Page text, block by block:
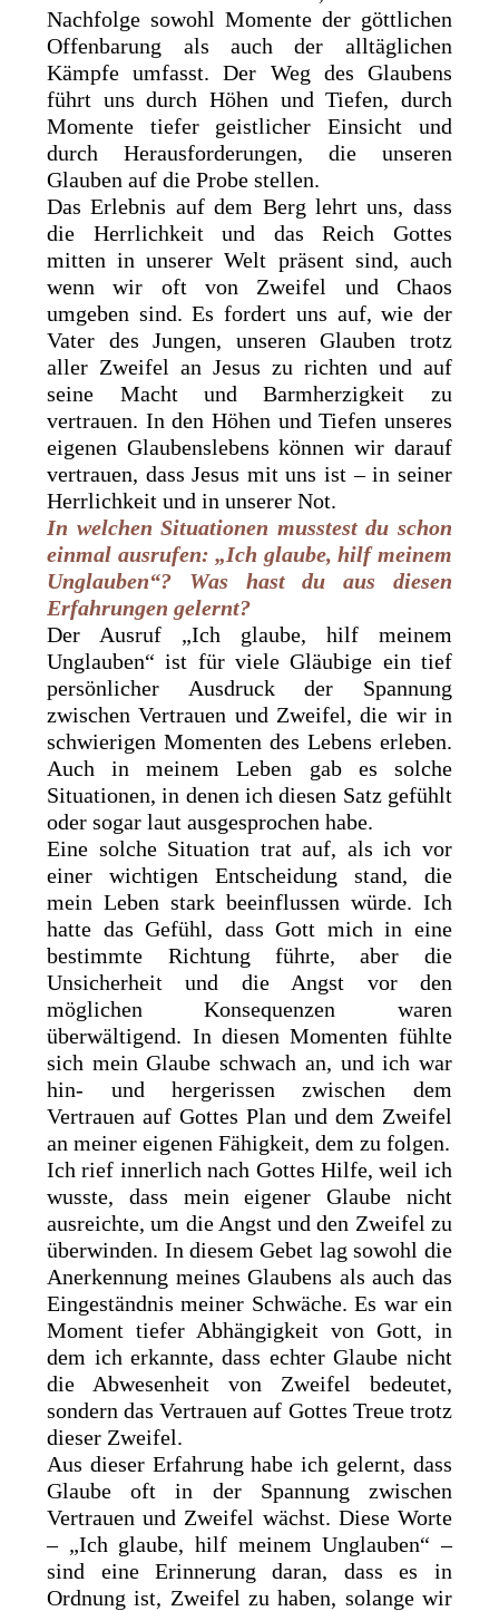
Nachfolge sowohl Momente der göttlichen
Offenbarung als auch der alltäglichen
Kämpfe umfasst. Der Weg des Glaubens
führt uns durch Höhen und Tiefen, durch
Momente tiefer geistlicher Einsicht und
durch Herausforderungen, die unseren
Glauben auf die Probe stellen.
Das Erlebnis auf dem Berg lehrt uns, dass
die Herrlichkeit und das Reich Gottes
mitten in unserer Welt präsent sind, auch
wenn wir oft von Zweifel und Chaos
umgeben sind. Es fordert uns auf, wie der
Vater des Jungen, unseren Glauben trotz
aller Zweifel an Jesus zu richten und auf
seine Macht und Barmherzigkeit zu
vertrauen. In den Höhen und Tiefen unseres
eigenen Glaubenslebens können wir darauf
vertrauen, dass Jesus mit uns ist – in seiner
Herrlichkeit und in unserer Not.
In welchen Situationen musstest du schon
einmal ausrufen: „Ich glaube, hilf meinem
Unglauben“? Was hast du aus diesen
Erfahrungen gelernt?
Der Ausruf „Ich glaube, hilf meinem
Unglauben“ ist für viele Gläubige ein tief
persönlicher Ausdruck der Spannung
zwischen Vertrauen und Zweifel, die wir in
schwierigen Momenten des Lebens erleben.
Auch in meinem Leben gab es solche
Situationen, in denen ich diesen Satz gefühlt
oder sogar laut ausgesprochen habe.
Eine solche Situation trat auf, als ich vor
einer wichtigen Entscheidung stand, die
mein Leben stark beeinflussen würde. Ich
hatte das Gefühl, dass Gott mich in eine
bestimmte Richtung führte, aber die
Unsicherheit und die Angst vor den
möglichen Konsequenzen waren
überwältigend. In diesen Momenten fühlte
sich mein Glaube schwach an, und ich war
hin- und hergerissen zwischen dem
Vertrauen auf Gottes Plan und dem Zweifel
an meiner eigenen Fähigkeit, dem zu folgen.
Ich rief innerlich nach Gottes Hilfe, weil ich
wusste, dass mein eigener Glaube nicht
ausreichte, um die Angst und den Zweifel zu
überwinden. In diesem Gebet lag sowohl die
Anerkennung meines Glaubens als auch das
Eingeständnis meiner Schwäche. Es war ein
Moment tiefer Abhängigkeit von Gott, in
dem ich erkannte, dass echter Glaube nicht
die Abwesenheit von Zweifel bedeutet,
sondern das Vertrauen auf Gottes Treue trotz
dieser Zweifel.
Aus dieser Erfahrung habe ich gelernt, dass
Glaube oft in der Spannung zwischen
Vertrauen und Zweifel wächst. Diese Worte
– „Ich glaube, hilf meinem Unglauben“ –
sind eine Erinnerung daran, dass es in
Ordnung ist, Zweifel zu haben, solange wir